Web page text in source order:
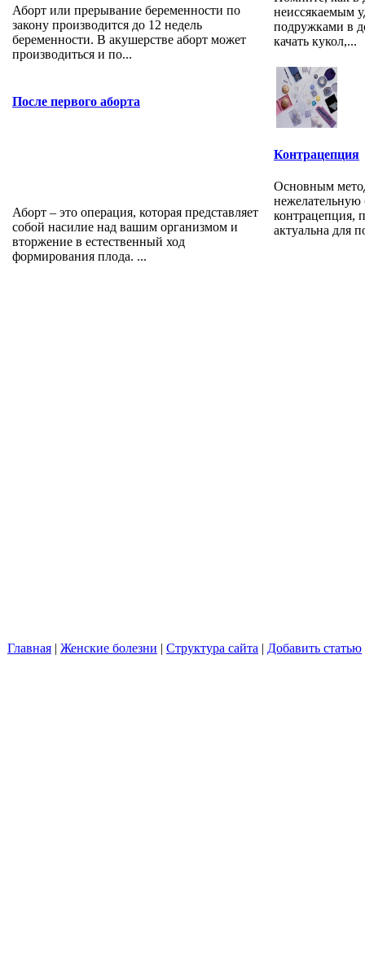
Аборт или прерывание беременности по
закону производится до 12 недель
беременности. В акушерстве аборт может
производиться и по...
После первого аборта
Аборт – это операция, которая представляет
собой насилие над вашим организмом и
вторжение в естественный ход
формирования плода. ...
неиссякаемым
подружками в
качать кукол,...
Контрацепция
Основным
нежелательную
контрацепция,
актуальна для
Главная | Женские болезни | Структура сайта | Добавить статью